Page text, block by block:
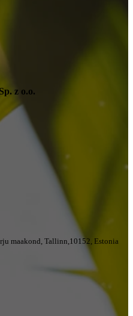
z o.o.
maakond, Tallinn,10152, Estonia